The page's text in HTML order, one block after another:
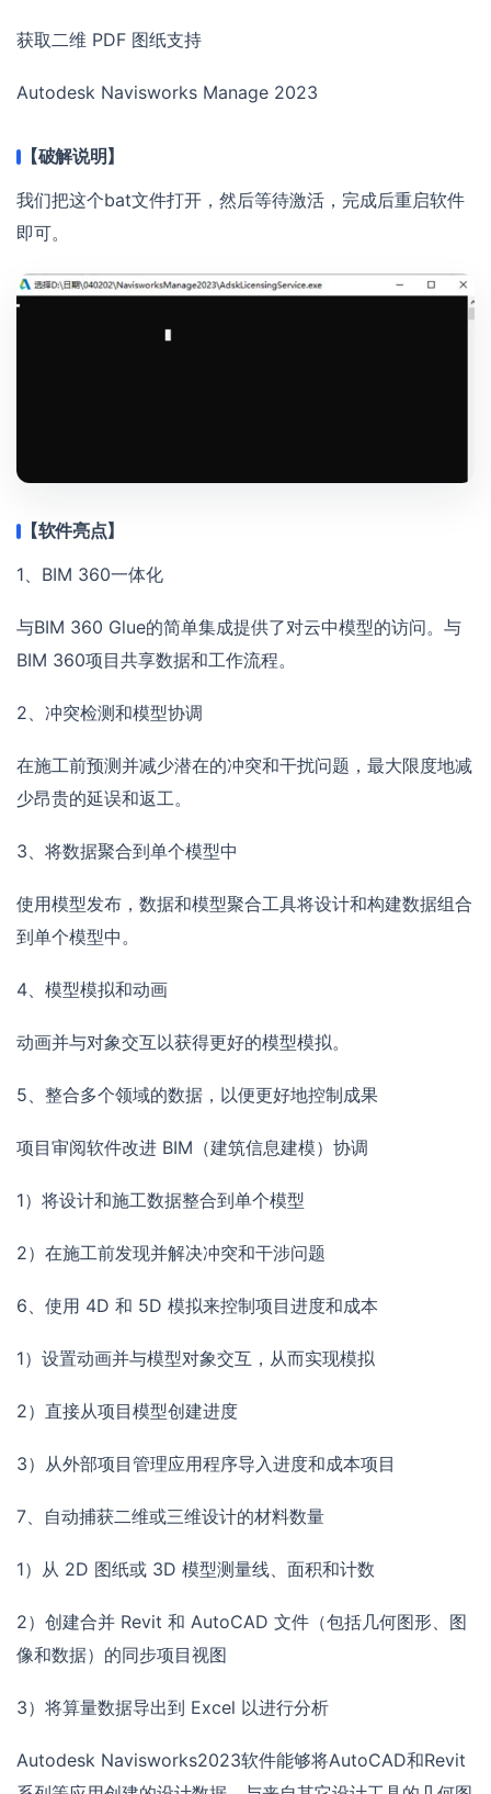
获取二维 PDF 图纸支持
Autodesk Navisworks Manage 2023
【破解说明】
我们把这个bat文件打开，然后等待激活，完成后重启软件
即可。
【软件亮点】
1、BIM 360一体化
与BIM 360 Glue的简单集成提供了对云中模型的访问。与
BIM 360项目共享数据和工作流程。
2、冲突检测和模型协调
在施工前预测并减少潜在的冲突和干扰问题，最大限度地减
少昂贵的延误和返工。
3、将数据聚合到单个模型中
使用模型发布，数据和模型聚合工具将设计和构建数据组合
到单个模型中。
4、模型模拟和动画
动画并与对象交互以获得更好的模型模拟。
5、整合多个领域的数据，以便更好地控制成果
项目审阅软件改进 BIM（建筑信息建模）协调
1）将设计和施工数据整合到单个模型
2）在施工前发现并解决冲突和干涉问题
6、使用 4D 和 5D 模拟来控制项目进度和成本
1）设置动画并与模型对象交互，从而实现模拟
2）直接从项目模型创建进度
3）从外部项目管理应用程序导入进度和成本项目
7、自动捕获二维或三维设计的材料数量
1）从 2D 图纸或 3D 模型测量线、面积和计数
2）创建合并 Revit 和 AutoCAD 文件（包括几何图形、图
像和数据）的同步项目视图
3）将算量数据导出到 Excel 以进行分析
Autodesk Navisworks2023软件能够将AutoCAD和Revit